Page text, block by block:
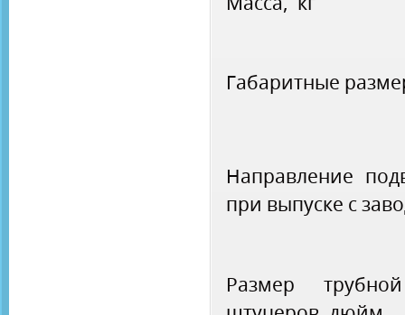
Габаритные
Направление
при выпуске с
Размер